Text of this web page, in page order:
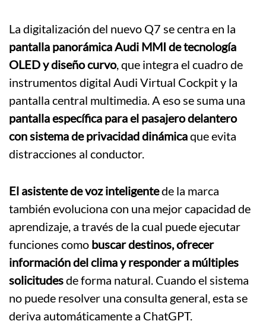
La digitalización del nuevo Q7 se centra en la
pantalla panorámica Audi MMI de tecnología
OLED y diseño curvo, que integra el cuadro de
instrumentos digital Audi Virtual Cockpit y la
pantalla central multimedia. A eso se suma una
pantalla específica para el pasajero delantero
con sistema de privacidad dinámicaque evita
distracciones al conductor.
El asistente de voz inteligentede la marca
también evoluciona con una mejor capacidad de
aprendizaje, a través de la cual puede ejecutar
funciones como buscar destinos, ofrecer
información del clima y responder a múltiples
solicitudesde forma natural. Cuando el sistema
no puede resolver una consulta general, esta se
deriva automáticamente a ChatGPT.